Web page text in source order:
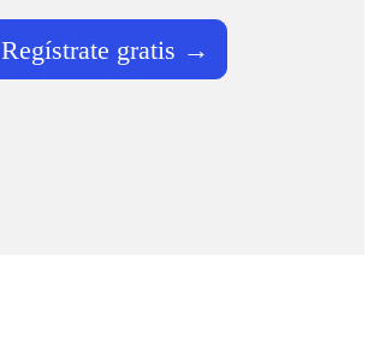
Regístrate gratis →